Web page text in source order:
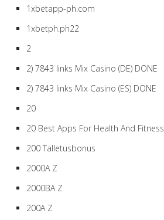
1xbetapp-ph.com
1xbetph.ph22
2
2) 7843 links Mix Casino (DE) DONE
2) 7843 links Mix Casino (ES) DONE
20
20 Best Apps For Health And
200 Talletusbonus
2000A Z
2000BA Z
200A Z